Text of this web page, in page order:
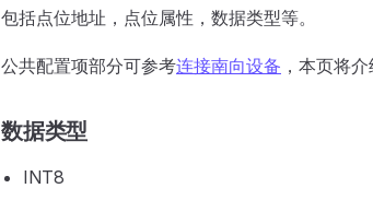
包括点位地址，点位属性，数据类型等。
公共配置项部分可参考连接南向设备 ，本页将
数据类型
INT8